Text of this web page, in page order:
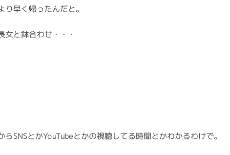
早く帰ったんだと。
と鉢合わせ・・・
SNSとかYouTubeとかの視聴してる時間とかわかるわけで。